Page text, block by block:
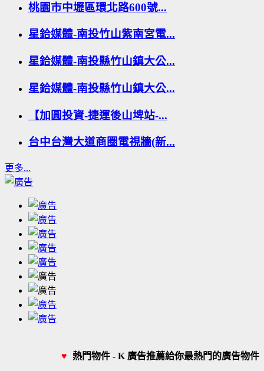
桃園市中壢區環北路600號...
星鉿媒體-南投竹山紫南宮電...
星鉿媒體-南投縣竹山鎮大公...
星鉿媒體-南投縣竹山鎮大公...
【加圓投資-捷運後山埤站-...
台中台灣大道商圈電視牆(新...
更多...
♥ 熱門物件 - K 廣告推薦給你最熱門的廣告物件